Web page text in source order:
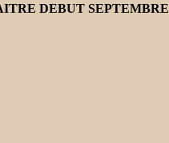
DEBUT SEPTEMBRE